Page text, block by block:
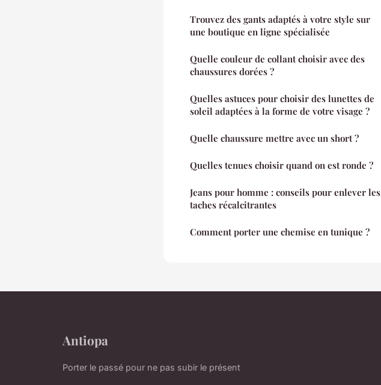
Trouvez des gants adaptés à votre style sur
une boutique en ligne spécialisée
Quelle couleur de collant choisir avec des
chaussures dorées ?
Quelles astuces pour choisir des lunettes de
soleil adaptées à la forme de votre visage ?
Quelle chaussure mettre avec un short ?
Quelles tenues choisir quand on est ronde ?
Jeans pour homme : conseils pour enlever les
taches récalcitrantes
Comment porter une chemise en tunique ?
Antiopa
Porter le passé pour ne pas subir le présent